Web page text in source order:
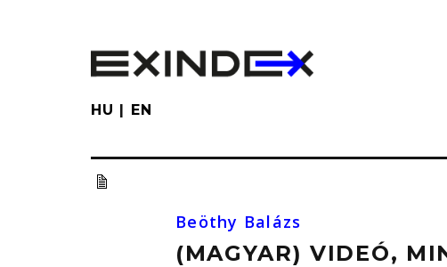
HU EN
Beöthy Balázs
(MAGYAR) VIDEÓ,